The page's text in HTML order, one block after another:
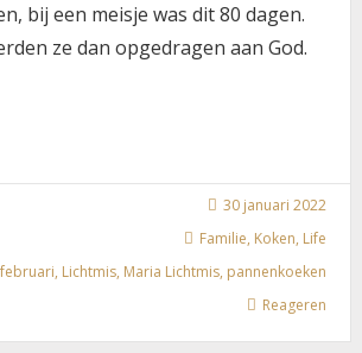
bij een meisje was dit 80 dagen.
ze dan opgedragen aan God.
30 januari 2022
Familie, Koken, Life
, Lichtmis, Maria Lichtmis, pannenkoeken
Reageren